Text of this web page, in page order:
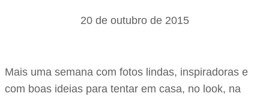
20 de outubro de 2015
Mais uma semana com fotos lindas, inspiradoras e
com boas ideias para tentar em casa, no look, na